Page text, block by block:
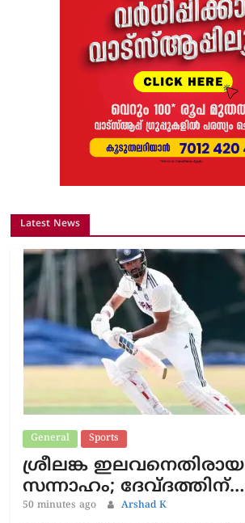
Latest News
General Sports
ശ്രീലങ്ക ഇലവനെതിരായ
സന്നാഹം; ദേവ്ദത്തിന്…
50 minutes ago Arshad K